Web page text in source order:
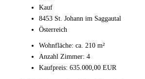
Kauf
8453 St. Johann im Saggautal
Österreich
Wohnfläche: ca. 210 m²
Anzahl Zimmer: 4
Kaufpreis: 635.000,00 EUR